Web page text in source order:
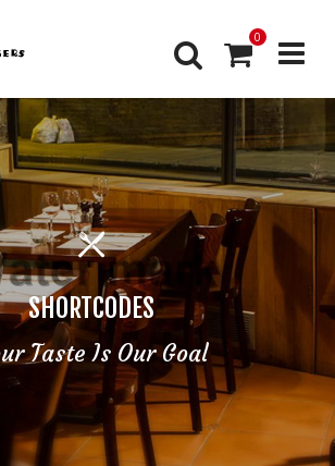
SHORTCODES
Taste Is Our Goal
0